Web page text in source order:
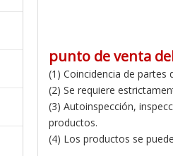
punto de venta
(1) Coincidencia de partes
(2) Se requiere
(3) Autoinspección,
productos.
(4) Los productos se